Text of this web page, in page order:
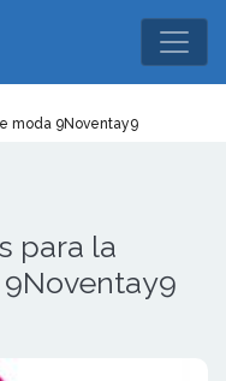
moda 9Noventay9
para la